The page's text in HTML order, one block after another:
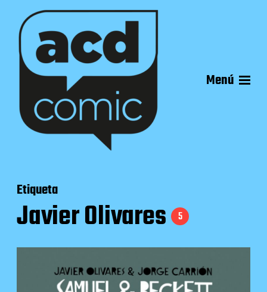
Menú
Etiqueta
Javier Olivares 5